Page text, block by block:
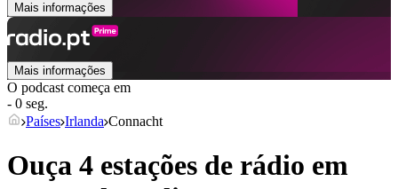
Mais informações
Mais informações
O podcast começa em
- 0 seg.
Países Irlanda Connacht
Ouça 4 estações de rádio em